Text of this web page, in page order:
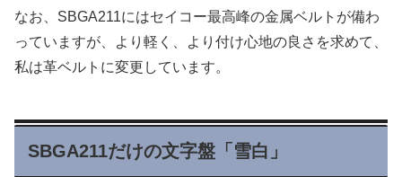
なお、SBGA211にはセイコー最高峰の金属ベルトが備わ
っていますが、より軽く、より付け心地の良さを求めて、
私は革ベルトに変更しています。
SBGA211だけの文字盤「雪白」